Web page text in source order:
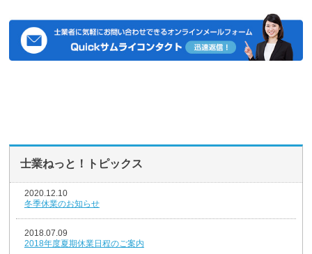
士業ねっと！トピックス
2020.12.10
冬季休業のお知らせ
2018.07.09
2018年度夏期休業日程のご案内